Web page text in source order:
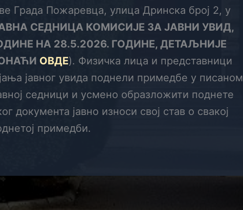
Града Пожаревца, улица Дринска број 2, у
СЕДНИЦА КОМИСИЈЕ ЗА ЈАВНИ УВИД,
НА 28.5.2026. ГОДИНЕ, ДЕТАЉНИЈЕ
ОВДЕ). Физичка лица и представници
јавног увида поднели примедбе у писаном
седници и усмено образложити поднете
документа јавно износи свој став о свакој
примедби.